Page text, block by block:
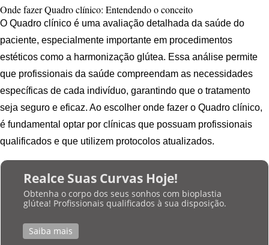
Onde fazer Quadro clínico: Entendendo o conceito
O Quadro clínico é uma avaliação detalhada da saúde do
paciente, especialmente importante em procedimentos
estéticos como a harmonização glútea. Essa análise permite
que profissionais da saúde compreendam as necessidades
específicas de cada indivíduo, garantindo que o tratamento
seja seguro e eficaz. Ao escolher onde fazer o Quadro clínico,
é fundamental optar por clínicas que possuam profissionais
qualificados e que utilizem protocolos atualizados.
Realce Suas Curvas Hoje!
Obtenha o corpo dos seus sonhos com bioplastia
glútea! Profissionais qualificados à sua disposição.
Saiba mais